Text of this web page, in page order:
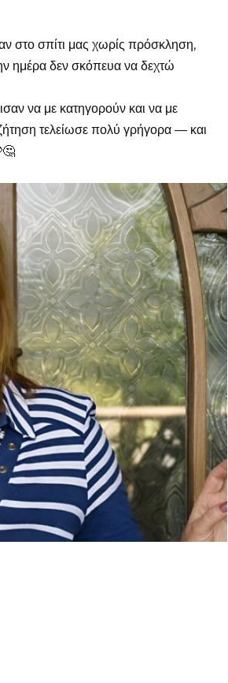
στο σπίτι μας χωρίς πρόσκληση,
ημέρα δεν σκόπευα να δεχτώ
να με κατηγορούν και να με
τελείωσε πολύ γρήγορα — και